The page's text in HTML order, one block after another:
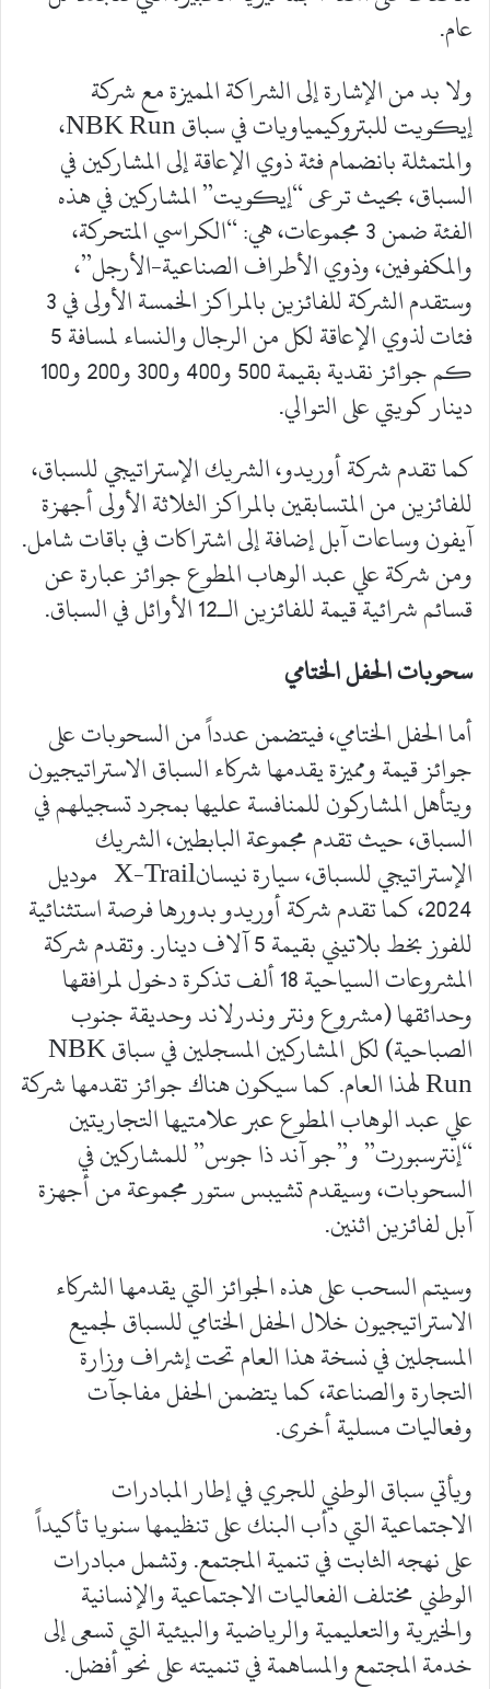
عام.
ولا بد من الإشارة إلى الشراكة المميزة مع شركة
إيكويت للبتروكيمياويات في سباق NBK Run،
والمتمثلة بانضمام فئة ذوي الإعاقة إلى المشاركين في
السباق، بحيث ترعى “إيكويت” المشاركين في هذه
الفئة ضمن 3 مجموعات، هي: “الكراسي المتحركة،
والمكفوفين، وذوي الأطراف الصناعية-الأرجل”،
وستقدم الشركة للفائزين بالمراكز الخمسة الأولى في 3
فئات لذوي الإعاقة لكل من الرجال والنساء لمسافة 5
كم جوائز نقدية بقيمة 500 و400 و300 و200 و100
دينار كويتي على التوالي.
كما تقدم شركة أوريدو، الشريك الإستراتيجي للسباق،
للفائزين من المتسابقين بالمراكز الثلاثة الأولى أجهزة
آيفون وساعات آبل إضافة إلى اشتراكات في باقات شامل.
ومن شركة علي عبد الوهاب المطوع جوائز عبارة عن
قسائم شرائية قيمة للفائزين الـ12 الأوائل في السباق.
سحوبات الحفل الختامي
أما الحفل الختامي، فيتضمن عدداً من السحوبات على
جوائز قيمة ومميزة يقدمها شركاء السباق الاستراتيجيون
ويتأهل المشاركون للمنافسة عليها بمجرد تسجيلهم في
السباق، حيث تقدم مجموعة البابطين، الشريك
الإستراتيجي للسباق، سيارة نيسانX-Trail موديل
2024، كما تقدم شركة أوريدو بدورها فرصة استثنائية
للفوز بخط بلاتيني بقيمة 5 آلاف دينار. وتقدم شركة
المشروعات السياحية 18 ألف تذكرة دخول لمرافقها
وحدائقها (مشروع ونتر وندرلاند وحديقة جنوب
الصباحية) لكل المشاركين المسجلين في سباق NBK
Run لهذا العام. كما سيكون هناك جوائز تقدمها شركة
علي عبد الوهاب المطوع عبر علامتيها التجاريتين
“إنترسبورت” و”جو آند ذا جوس” للمشاركين في
السحوبات، وسيقدم تشيبس ستور مجموعة من أجهزة
آبل لفائزين اثنين.
وسيتم السحب على هذه الجوائز التي يقدمها الشركاء
الاستراتيجيون خلال الحفل الختامي للسباق لجميع
المسجلين في نسخة هذا العام تحت إشراف وزارة
التجارة والصناعة، كما يتضمن الحفل مفاجآت
وفعاليات مسلية أخرى.
ويأتي سباق الوطني للجري في إطار المبادرات
الاجتماعية التي دأب البنك على تنظيمها سنويا تأكيداً
على نهجه الثابت في تنمية المجتمع. وتشمل مبادرات
الوطني مختلف الفعاليات الاجتماعية والإنسانية
والخيرية والتعليمية والرياضية والبيئية التي تسعى إلى
خدمة المجتمع والمساهمة في تنميته على نحو أفضل.